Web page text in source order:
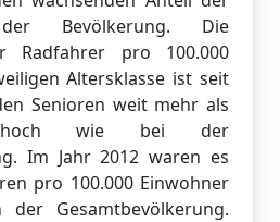
Bevölkerung. Die
Radfahrer pro 100.000
Altersklasse ist seit
Senioren weit mehr als
wie bei der
Im Jahr 2012 waren es
pro 100.000 Einwohner
Gesamtbevölkerung.